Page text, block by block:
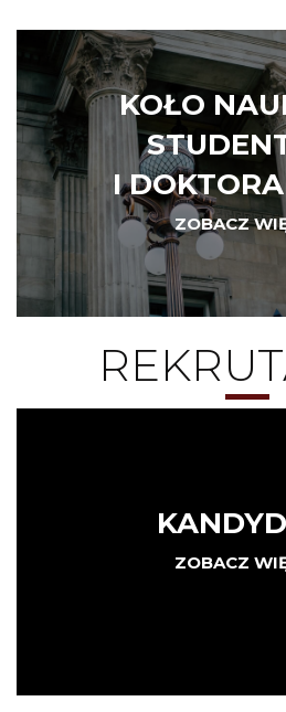
KOŁO
I
ZOBACZ
ZOBACZ